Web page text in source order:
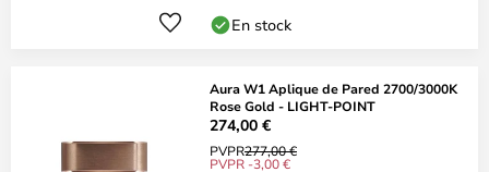
En stock
Aura W1 Aplique de Pared 2700/3000K
Rose Gold - LIGHT-POINT
274,00 €
PVPR277,00 €
PVPR -3,00 €